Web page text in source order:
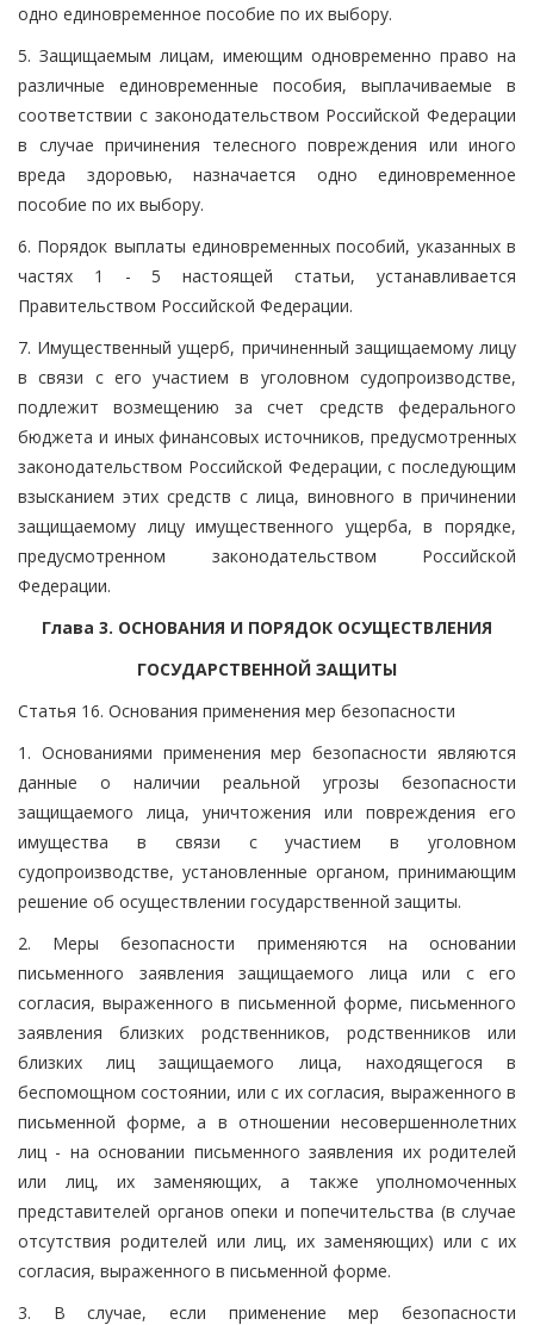
одно единовременное пособие по их выбору.
5. Защищаемым лицам, имеющим одновременно право на
различные единовременные пособия, выплачиваемые в
соответствии с законодательством Российской Федерации
в случае причинения телесного повреждения или иного
вреда здоровью, назначается одно единовременное
пособие по их выбору.
6. Порядок выплаты единовременных пособий, указанных в
частях 1 - 5 настоящей статьи, устанавливается
Правительством Российской Федерации.
7. Имущественный ущерб, причиненный защищаемому лицу
в связи с его участием в уголовном судопроизводстве,
подлежит возмещению за счет средств федерального
бюджета и иных финансовых источников, предусмотренных
законодательством Российской Федерации, с последующим
взысканием этих средств с лица, виновного в причинении
защищаемому лицу имущественного ущерба, в порядке,
предусмотренном законодательством Российской
Федерации.
Глава 3. ОСНОВАНИЯ И ПОРЯДОК ОСУЩЕСТВЛЕНИЯ
ГОСУДАРСТВЕННОЙ ЗАЩИТЫ
Статья 16. Основания применения мер безопасности
1. Основаниями применения мер безопасности являются
данные о наличии реальной угрозы безопасности
защищаемого лица, уничтожения или повреждения его
имущества в связи с участием в уголовном
судопроизводстве, установленные органом, принимающим
решение об осуществлении государственной защиты.
2. Меры безопасности применяются на основании
письменного заявления защищаемого лица или с его
согласия, выраженного в письменной форме, письменного
заявления близких родственников, родственников или
близких лиц защищаемого лица, находящегося в
беспомощном состоянии, или с их согласия, выраженного в
письменной форме, а в отношении несовершеннолетних
лиц - на основании письменного заявления их родителей
или лиц, их заменяющих, а также уполномоченных
представителей органов опеки и попечительства (в случае
отсутствия родителей или лиц, их заменяющих) или с их
согласия, выраженного в письменной форме.
3. В случае, если применение мер безопасности